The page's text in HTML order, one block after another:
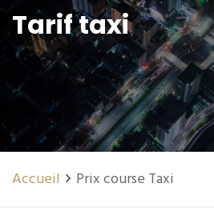
Tarif taxi
Accueil Prix course Taxi